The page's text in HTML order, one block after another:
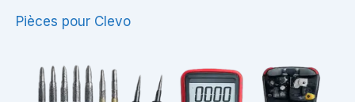
Pièces pour Clevo